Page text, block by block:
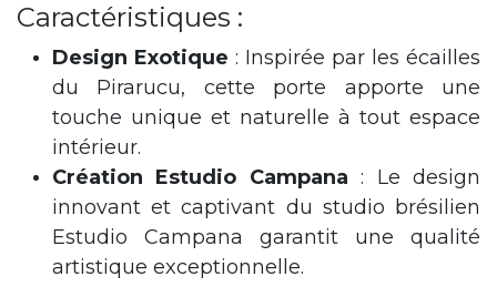
Caractéristiques :
Design Exotique : Inspirée par les écailles
du Pirarucu, cette porte apporte une
touche unique et naturelle à tout espace
intérieur.
Création Estudio Campana : Le design
innovant et captivant du studio brésilien
Estudio Campana garantit une qualité
artistique exceptionnelle.